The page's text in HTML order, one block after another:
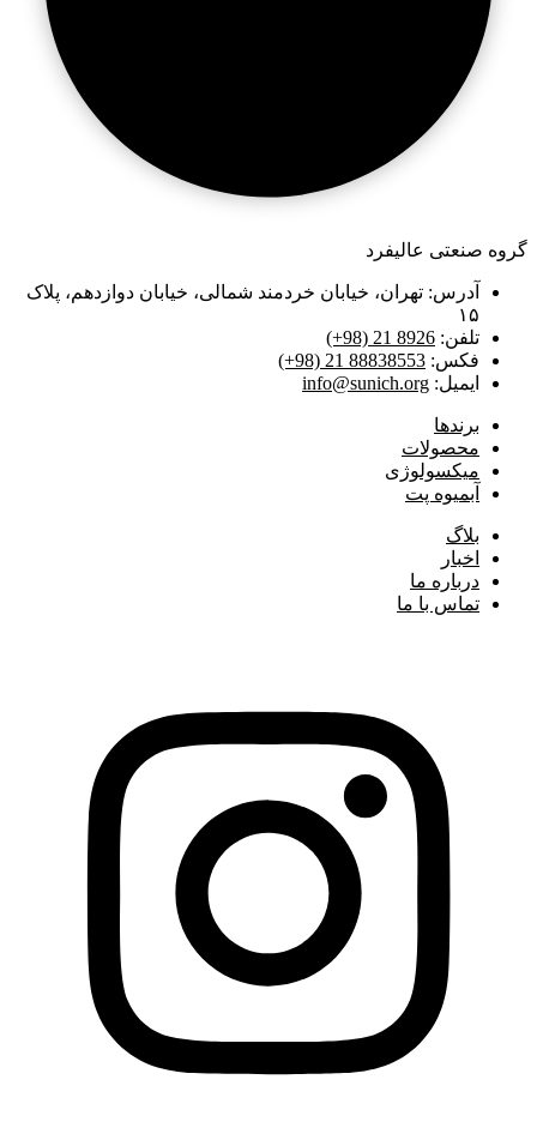
گروه صنعتی عالیفرد
آدرس: تهران، خیابان خردمند شمالی، خیابان دوازدهم، پلاک
۱۵
تلفن: (+98) 21 8926
فکس: (+98) 21 88838553
ایمیل: info@sunich.org
برند‌ها
محصولات
میکسولوژی
آبمیوه پت
بلاگ
اخبار
درباره ما
تماس با ما